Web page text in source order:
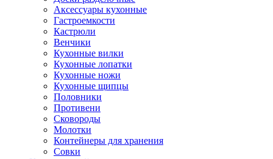
Аксессуары кухонные
Гастроемкости
Кастрюли
Венчики
Кухонные вилки
Кухонные лопатки
Кухонные ножи
Кухонные щипцы
Половники
Противени
Сковороды
Молотки
Контейнеры для хранения
Совки